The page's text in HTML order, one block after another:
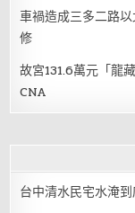
車禍造成三多二路
修
故宮131.6萬元「龍
CNA
台中清水民宅水淹